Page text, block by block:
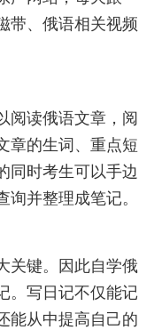
带、俄语相关视频
阅读俄语文章，阅
章的生词、重点短
同时考生可以手边
并整理成笔记。
关键。因此自学俄
。写日记不仅能记
能从中提高自己的